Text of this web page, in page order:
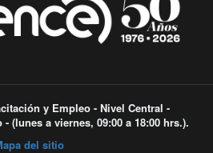
y Empleo - Nivel Central -
(lunes a viernes, 09:00 a 18:00 hrs.).
del sitio